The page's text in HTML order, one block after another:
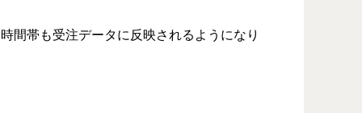
間帯も受注データに反映されるようになり